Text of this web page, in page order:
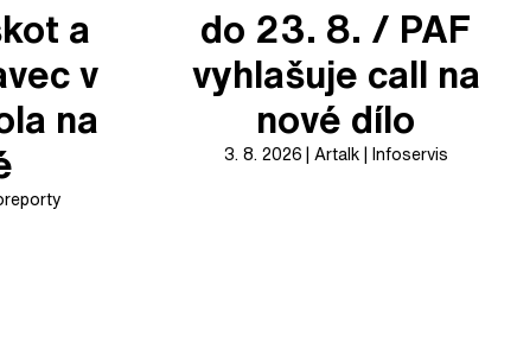
a
v
na
do 23. 8. / PAF
vyhlašuje call na
nové dílo
3. 8. 2026 Artalk Infoservis